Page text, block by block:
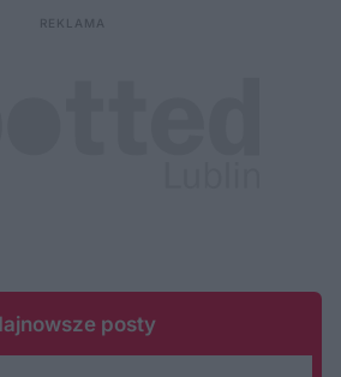
posty